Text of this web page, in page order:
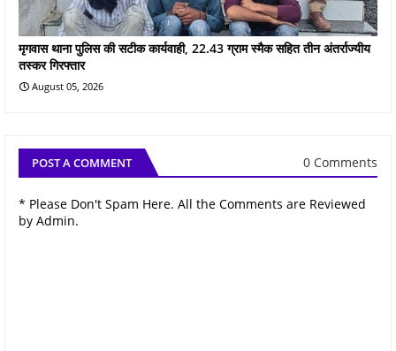
मृगवास थाना पुलिस की सटीक कार्यवाही, 22.43 ग्राम स्मैक सहित तीन अंतर्राज्यीय
तस्कर गिरफ्तार
August 05, 2026
POST A COMMENT 0 Comments
* Please Don't Spam Here. All the Comments are Reviewed
by Admin.